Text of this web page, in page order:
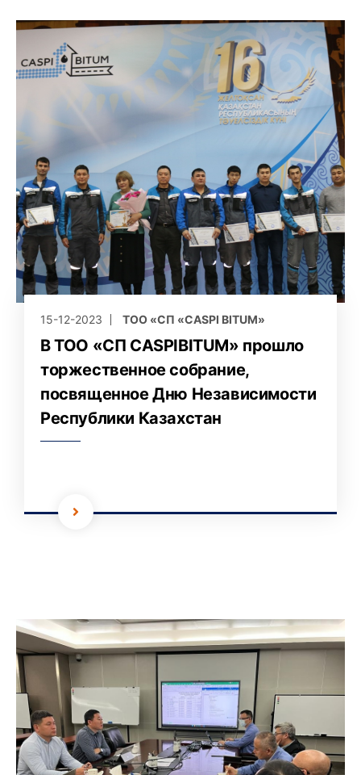
15-12-2023 ТОО «СП «CASPI BITUM»
В ТОО «СП CASPIBITUM» прошло
торжественное собрание,
посвященное Дню Независимости
Республики Казахстан